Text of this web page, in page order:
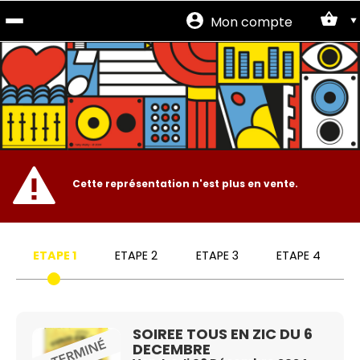
officiel
Mon compte
Cette représentation n'est plus en vente.
ETAPE 1 ETAPE 2 ETAPE 3 ETAPE 4
SOIREE TOUS EN ZIC DU 6
DECEMBRE